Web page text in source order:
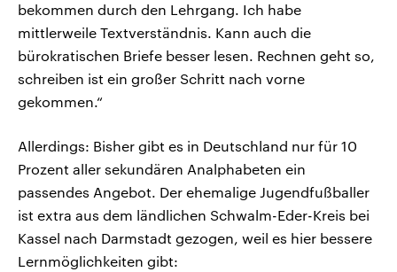
bekommen durch den Lehrgang. Ich habe
mittlerweile Textverständnis. Kann auch die
bürokratischen Briefe besser lesen. Rechnen geht so,
schreiben ist ein großer Schritt nach vorne
gekommen.“
Allerdings: Bisher gibt es in Deutschland nur für 10
Prozent aller sekundären Analphabeten ein
passendes Angebot. Der ehemalige Jugendfußballer
ist extra aus dem ländlichen Schwalm-Eder-Kreis bei
Kassel nach Darmstadt gezogen, weil es hier bessere
Lernmöglichkeiten gibt: